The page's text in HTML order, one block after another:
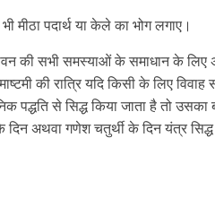
मीठा पदार्थ या केले का भोग लगाए।
की सभी समस्याओं के समाधान के लिए
की रात्रि यदि किसी के लिए
पद्धति से सिद्ध किया जाता है तो
अथवा गणेश चतुर्थी के दिन यंत्र सिद्ध